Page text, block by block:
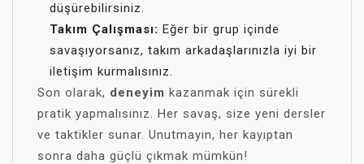
düşürebilirsiniz.
Takım Çalışması: Eğer bir grup içinde
savaşıyorsanız, takım arkadaşlarınızla iyi bir
iletişim kurmalısınız.
Son olarak, deneyim kazanmak için sürekli
pratik yapmalısınız. Her savaş, size yeni dersler
ve taktikler sunar. Unutmayın, her kayıptan
sonra daha güçlü çıkmak mümkün!